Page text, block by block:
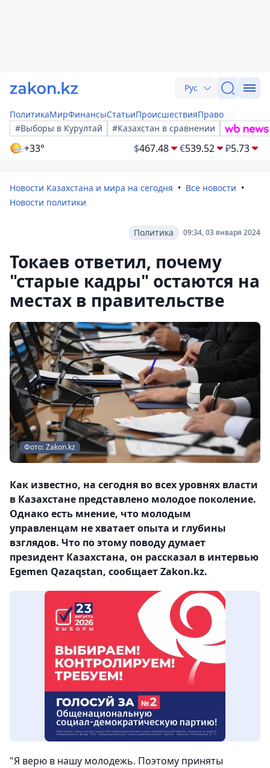
Рус
ПолитикаМирФинансыСтатьиПроисшествияПраво
#Выборы в Курултай
#Казахстан в сравнении
+33° $467.48 €539.52 ₽5.73
Новости Казахстана и мира на сегодня
Все новости
Новости политики
09:34, 03 января 2024
Политика
Токаев ответил, почему
"старые кадры" остаются на
местах в правительстве
Фото: Zakon.kz
Как известно, на сегодня во всех уровнях власти
в Казахстане представлено молодое поколение.
Однако есть мнение, что молодым
управленцам не хватает опыта и глубины
взглядов. Что по этому поводу думает
президент Казахстана, он рассказал в интервью
Egemen Qazaqstan, сообщает Zakon.kz.
"Я верю в нашу молодежь. Поэтому приняты